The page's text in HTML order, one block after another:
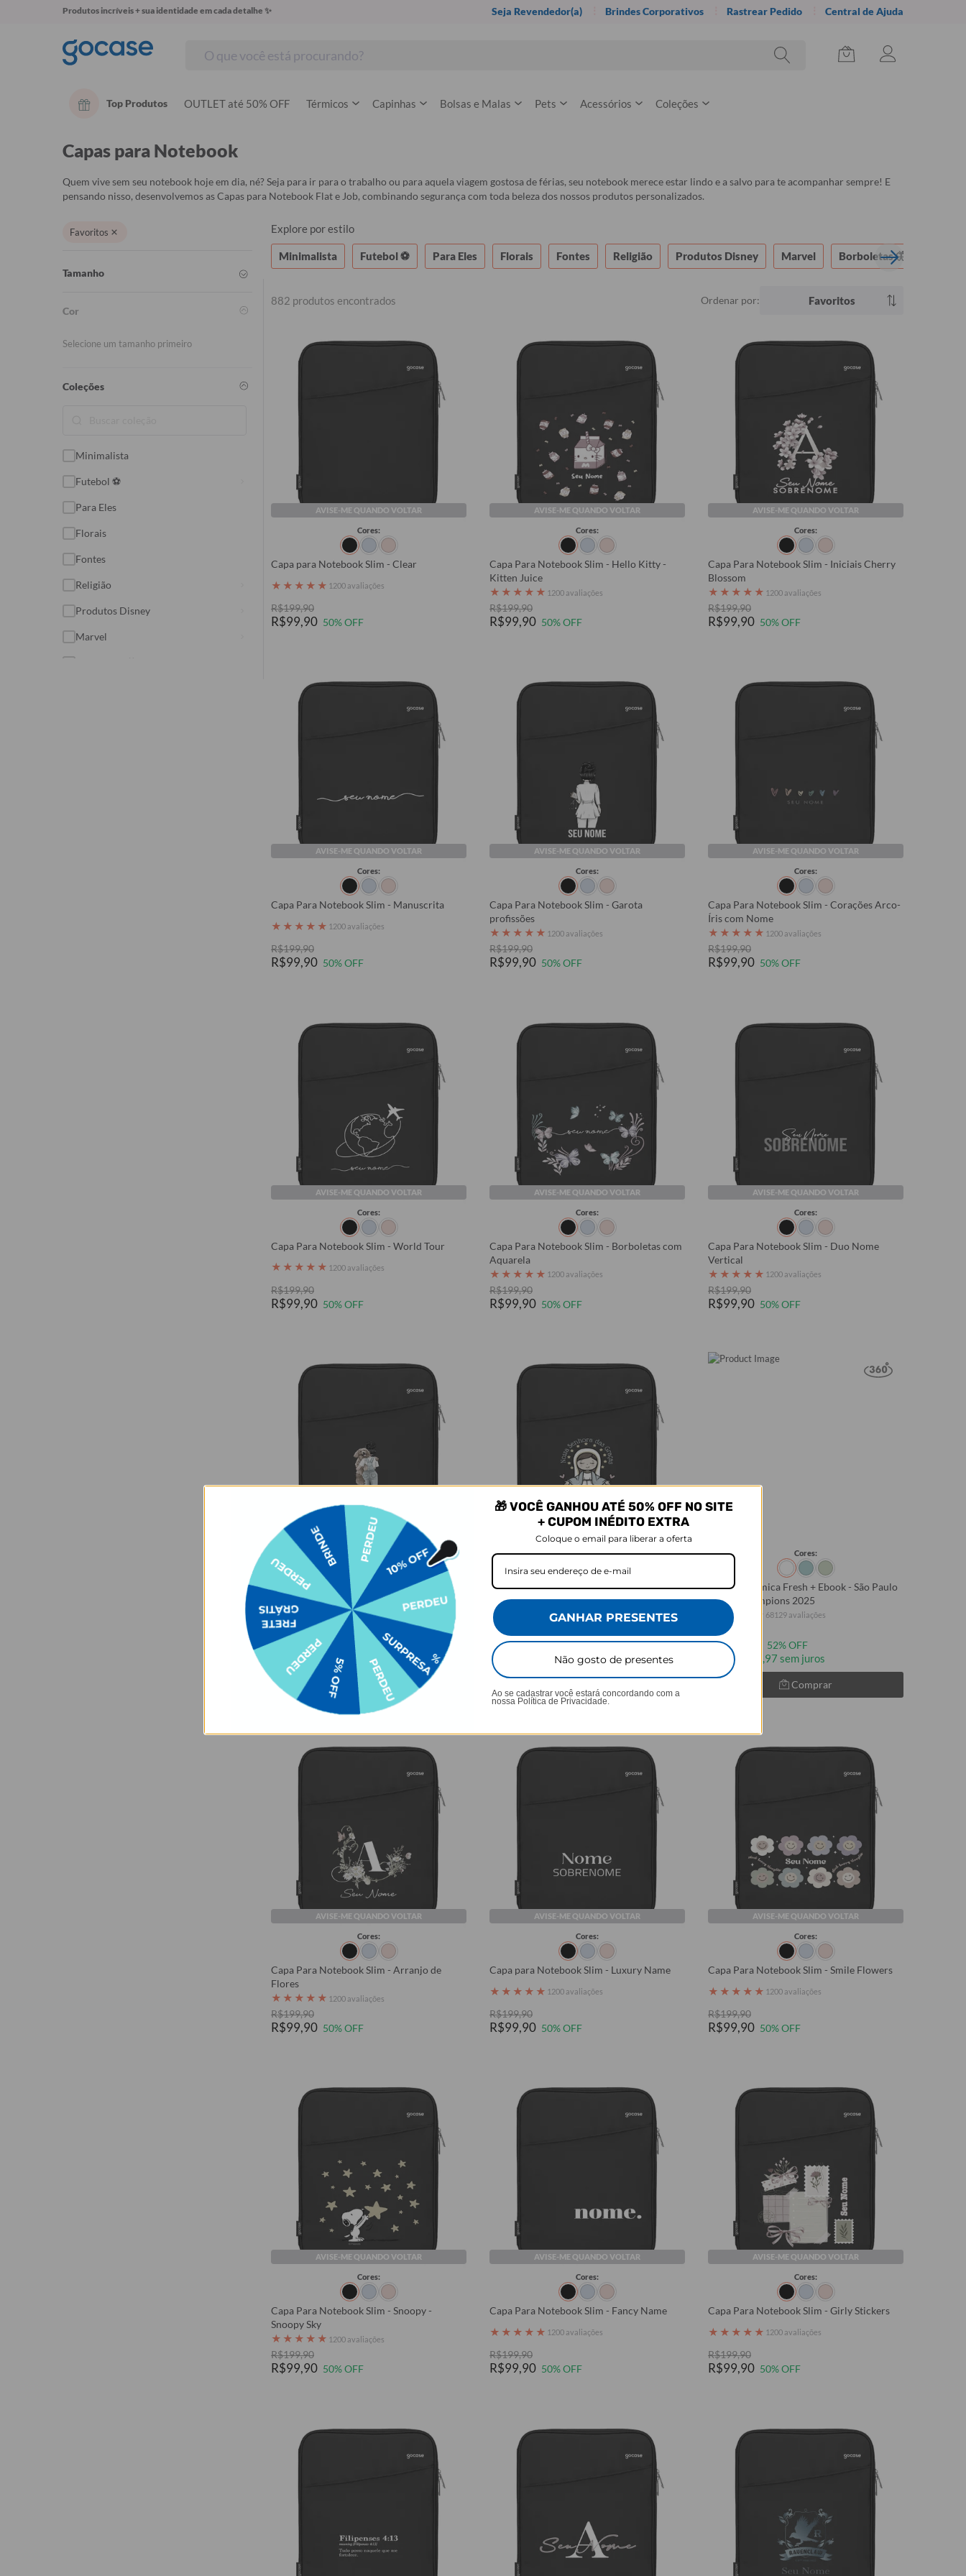
Produtos incríveis + sua identidade em cada detalhe ✨ Seja Revendedor(a) Brindes Corporativos Rastrear Pedido Central de Ajuda
Top Produtos OUTLET até 50% OFF Térmicos Capinhas Bolsas e Malas Pets Acessórios Coleções
Capas para Notebook
Quem vive sem seu notebook hoje em dia, né? Seja para ir para o trabalho ou para aquela viagem gostosa de férias, seu notebook merece estar lindo e a salvo para te acompanhar sempre! E
pensando nisso, desenvolvemos as Capas para Notebook Flat e Job, combinando segurança com toda beleza dos nossos produtos personalizados.
Favoritos
Tamanho
iPhone
Xiaomi
Cor
Selecione um tamanho primeiro
Coleções
Minimalista
Futebol ⚽
Para Eles
Florais
Fontes
Religião
Produtos Disney
Marvel
Explore por estilo
Minimalista Futebol ⚽ Para Eles Florais Fontes Religião Produtos Disney Marvel Borboletas 🦋
882 produtos encontrados Ordenar por: Favoritos
AVISE-ME QUANDO VOLTAR
Cores:
Capa para Notebook Slim - Clear
★ ★ ★ ★ ★ 1200 avaliações
R$199,90
R$99,90 50% OFF
AVISE-ME QUANDO VOLTAR
Cores:
Capa Para Notebook Slim - Hello Kitty -
Kitten Juice
★ ★ ★ ★ ★ 1200 avaliações
R$199,90
R$99,90 50% OFF
AVISE-ME QUANDO VOLTAR
Cores:
Capa Para Notebook Slim - Iniciais Cherry
Blossom
★ ★ ★ ★ ★ 1200 avaliações
R$199,90
R$99,90 50% OFF
AVISE-ME QUANDO VOLTAR
Cores:
Capa Para Notebook Slim - Manuscrita
★ ★ ★ ★ ★ 1200 avaliações
R$199,90
R$99,90 50% OFF
AVISE-ME QUANDO VOLTAR
Cores:
Capa Para Notebook Slim - Garota
profissões
★ ★ ★ ★ ★ 1200 avaliações
R$199,90
R$99,90 50% OFF
AVISE-ME QUANDO VOLTAR
Cores:
Capa Para Notebook Slim - Corações Arco-
Íris com Nome
★ ★ ★ ★ ★ 1200 avaliações
R$199,90
R$99,90 50% OFF
AVISE-ME QUANDO VOLTAR
Cores:
Capa Para Notebook Slim - World Tour
★ ★ ★ ★ ★ 1200 avaliações
R$199,90
R$99,90 50% OFF
AVISE-ME QUANDO VOLTAR
Cores:
Capa Para Notebook Slim - Borboletas com
Aquarela
★ ★ ★ ★ ★ 1200 avaliações
R$199,90
R$99,90 50% OFF
AVISE-ME QUANDO VOLTAR
Cores:
Capa Para Notebook Slim - Duo Nome
Vertical
★ ★ ★ ★ ★ 1200 avaliações
R$199,90
R$99,90 50% OFF
AVISE-ME QUANDO VOLTAR
Cores:
Capa Para Notebook Slim - Garota com Pet
★★★★ 1200 avaliações
R$199,90
R$99,90 50% OFF
Cores:
Capa Para Notebook Slim - Santas
★
R$199,90
R$99,90 50% OFF
Cores:
Garrafa Térmica Fresh + Ebook - São Paulo
World Champions 2025
★ ★ 68129 avaliações
R$249,90
R$119,90 52% OFF
3x de R$39,97 sem juros
Comprar
AVISE-ME QUANDO VOLTAR
Cores:
Capa Para Notebook Slim - Arranjo de
Flores
★ ★ ★ ★ ★ 1200 avaliações
R$199,90
R$99,90 50% OFF
AVISE-ME QUANDO VOLTAR
Cores:
Capa para Notebook Slim - Luxury Name
★ ★ ★ ★ ★ 1200 avaliações
R$199,90
R$99,90 50% OFF
AVISE-ME QUANDO VOLTAR
Cores:
Capa Para Notebook Slim - Smile Flowers
★ ★ ★ ★ ★ 1200 avaliações
R$199,90
R$99,90 50% OFF
AVISE-ME QUANDO VOLTAR
Cores:
Capa Para Notebook Slim - Snoopy -
Snoopy Sky
★ ★ ★ ★ ★ 1200 avaliações
R$199,90
R$99,90 50% OFF
AVISE-ME QUANDO VOLTAR
Cores:
Capa Para Notebook Slim - Fancy Name
★ ★ ★ ★ ★ 1200 avaliações
R$199,90
R$99,90 50% OFF
AVISE-ME QUANDO VOLTAR
Cores:
Capa Para Notebook Slim - Girly Stickers
★ ★ ★ ★ ★ 1200 avaliações
R$199,90
R$99,90 50% OFF
🎁 VOCÊ GANHOU ATÉ 50% OFF NO SITE
+ CUPOM INÉDITO EXTRA
Coloque o email para liberar a oferta
GANHAR PRESENTES
Não gosto de presentes
Ao se cadastrar você estará concordando com a
nossa Política de Privacidade.